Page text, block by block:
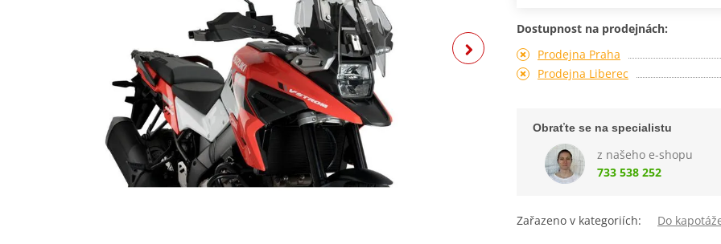
Dostupnost na prodejnách:
Prodejna Praha
Prodejna Liberec
Obraťte se na specialistu
z našeho e-shopu
733 538 252
Zařazeno v kategoriích: Do